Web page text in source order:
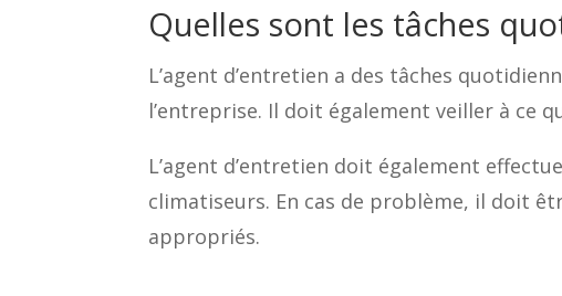
Quelles sont les tâches
L’agent d’entretien a des tâches
l’entreprise. Il doit également veiller à ce
L’agent d’entretien doit également
climatiseurs. En cas de problème, il doit
appropriés.